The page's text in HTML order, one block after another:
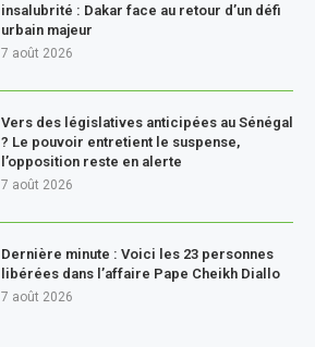
insalubrité : Dakar face au retour d’un défi
urbain majeur
7 août 2026
Vers des législatives anticipées au Sénégal
? Le pouvoir entretient le suspense,
l’opposition reste en alerte
7 août 2026
Dernière minute : Voici les 23 personnes
libérées dans l’affaire Pape Cheikh Diallo
7 août 2026